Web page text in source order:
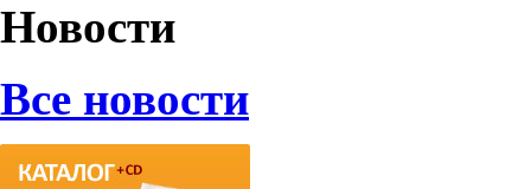
Новости
Все новости